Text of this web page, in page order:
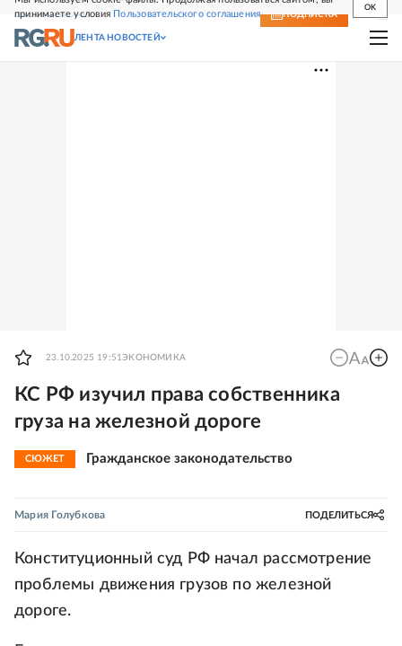
принимаете условия Пользовательского соглашения
OK
СВЕЖИЙ НОМЕР ПОДПИСКА
ЛЕНТА НОВОСТЕЙ
23.10.2025 19:51ЭКОНОМИКА
КС РФ изучил права собственника
груза на железной дороге
СЮЖЕТ Гражданское законодательство
Мария Голубкова ПОДЕЛИТЬСЯ
Конституционный суд РФ начал рассмотрение
проблемы движения грузов по железной
дороге.